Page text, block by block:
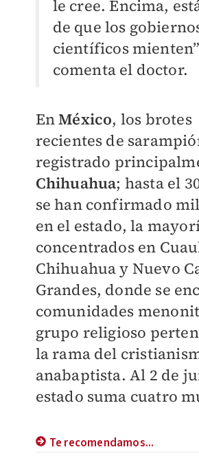
le cree. Encima,
de que los
científicos
comenta el doctor.
EnMéxico, los brotes
recientes de
registrado
Chihuahua; hasta el
se han confirmado
en el estado, la
concentrados en
Chihuahua y Nuevo
Grandes, donde se
comunidades
grupo religioso
la rama del
anabaptista. Al 2 de
estado suma cuatro
Te recomendamos...